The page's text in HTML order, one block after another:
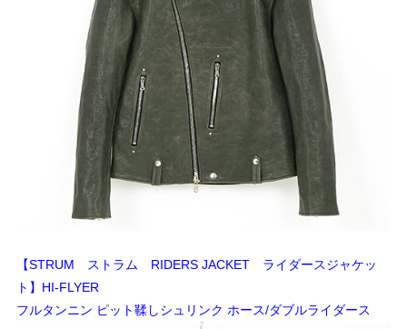
【STRUM ストラム RIDERS JACKET ライダースジャケッ
ト】HI-FLYER
フルタンニン ピット鞣しシュリンク ホース/ダブルライダース